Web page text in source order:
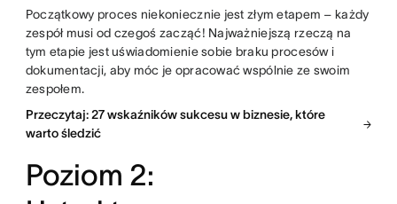
Początkowy proces niekoniecznie jest złym etapem – każdy
zespół musi od czegoś zacząć! Najważniejszą rzeczą na
tym etapie jest uświadomienie sobie braku procesów i
dokumentacji, aby móc je opracować wspólnie ze swoim
zespołem.
Przeczytaj: 27 wskaźników sukcesu w biznesie, które
warto śledzić
Poziom 2: